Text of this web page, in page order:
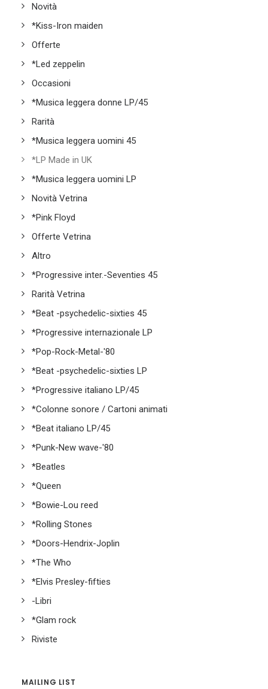
Novità
*Kiss-Iron maiden
Offerte
*Led zeppelin
Occasioni
*Musica leggera donne LP/45
Rarità
*Musica leggera uomini 45
*LP Made in UK
*Musica leggera uomini LP
Novità Vetrina
*Pink Floyd
Offerte Vetrina
Altro
*Progressive inter.-Seventies 45
Rarità Vetrina
*Beat -psychedelic-sixties 45
*Progressive internazionale LP
*Pop-Rock-Metal-'80
*Beat -psychedelic-sixties LP
*Progressive italiano LP/45
*Colonne sonore / Cartoni animati
*Beat italiano LP/45
*Punk-New wave-'80
*Beatles
*Queen
*Bowie-Lou reed
*Rolling Stones
*Doors-Hendrix-Joplin
*The Who
*Elvis Presley-fifties
-Libri
*Glam rock
Riviste
MAILING LIST